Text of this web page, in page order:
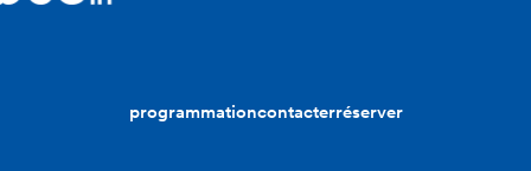
programmationcontacterréserver